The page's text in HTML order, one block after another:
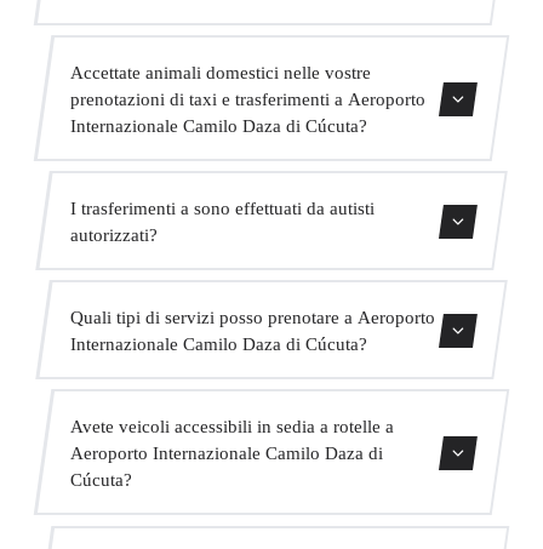
minibus per fino a 16 passeggeri per grandi gruppi.
Accettate animali domestici nelle vostre
prenotazioni di taxi e trasferimenti a Aeroporto
Internazionale Camilo Daza di Cúcuta?
Chiediamo di indicarlo al momento della prenotazione
I trasferimenti a sono effettuati da autisti
autorizzati?
assicurazione professionale e veicoli con revisione attuale.
Quali tipi di servizi posso prenotare a Aeroporto
Internazionale Camilo Daza di Cúcuta?
Offriamo trasferimenti in centro città, trasferimenti da e
per hotel, trasferimenti da e per porti crocieristici,
trasferimenti interurbani, servizio VIP, servizio per eventi
Avete veicoli accessibili in sedia a rotelle a
Aeroporto Internazionale Camilo Daza di
Cúcuta?